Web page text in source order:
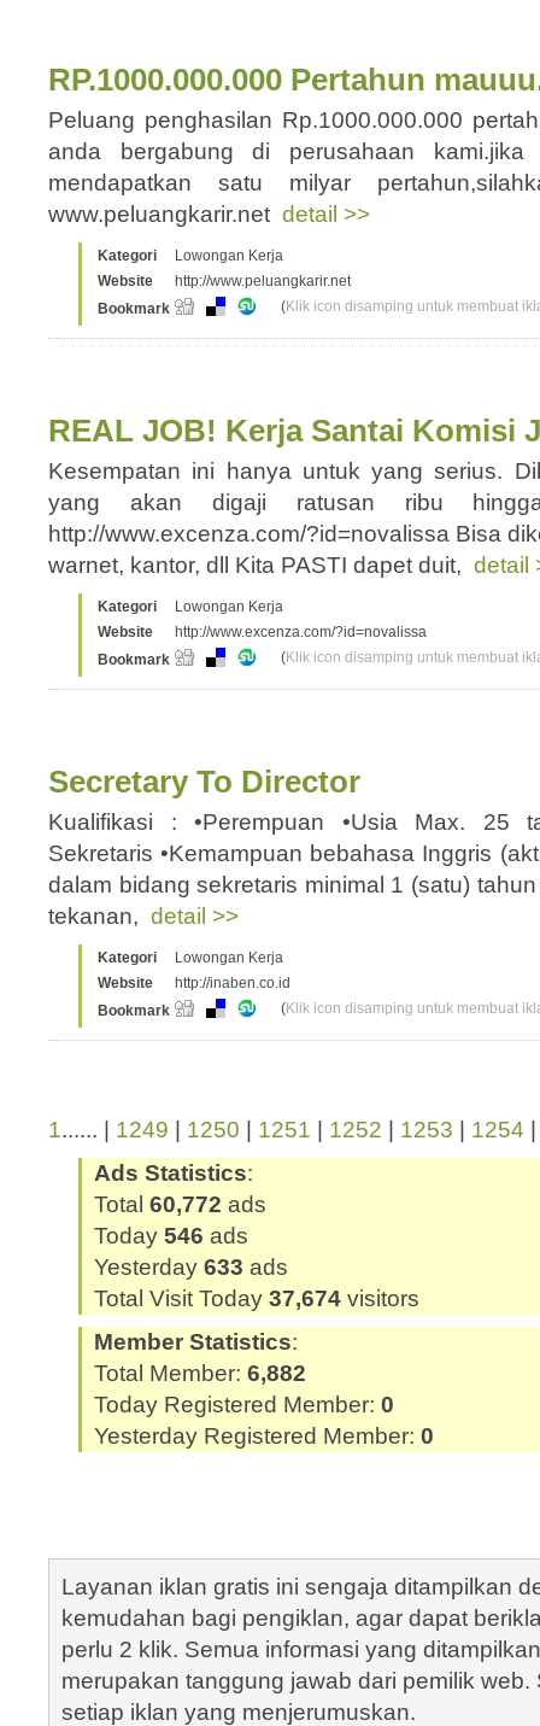
RP.1000.000.000 Pertahun
Peluang penghasilan Rp.1000.000.000
anda bergabung di perusahaan
mendapatkan satu milyar
www.peluangkarir.net detail >>
Kategori
Lowongan Kerja
Website
http://www.peluangkarir.net
Bookmark
(Klik icon disamping untuk membuat
REAL JOB! Kerja Santai Komisi
Kesempatan ini hanya untuk yang serius.
yang akan digaji ratusan ribu
http://www.excenza.com/?id=novalissa Bisa
warnet, kantor, dll Kita PASTI dapet duit, detail
Kategori
Lowongan Kerja
Website
http://www.excenza.com/?id=novalissa
Bookmark
(Klik icon disamping untuk membuat
Secretary To Director
Kualifikasi : •Perempuan •Usia Max. 25
Sekretaris •Kemampuan bebahasa Inggris
dalam bidang sekretaris minimal 1 (satu)
tekanan, detail >>
Kategori
Lowongan Kerja
Website
http://inaben.co.id
Bookmark
(Klik icon disamping untuk membuat
1...... | 1249 1250 1251 1252 1253 1254
Ads Statistics:
Total 60,772 ads
Today 546 ads
Yesterday 633 ads
Total Visit Today 37,674 visitors
Member Statistics:
Total Member: 6,882
Today Registered Member: 0
Yesterday Registered Member: 0
Layanan iklan gratis ini sengaja ditampilkan
kemudahan bagi pengiklan, agar dapat
perlu 2 klik. Semua informasi yang
merupakan tanggung jawab dari pemilik
setiap iklan yang menjerumuskan.